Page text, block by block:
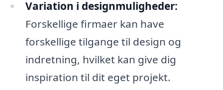
Variation i designmuligheder:
Forskellige firmaer kan have
forskellige tilgange til design og
indretning, hvilket kan give dig
inspiration til dit eget projekt.